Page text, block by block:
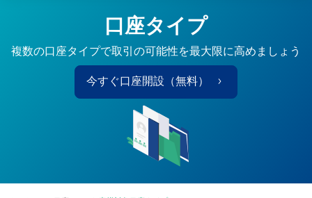
口座タイプ
複数の口座タイプで取引の可能性を最大限に高めましょう
今すぐ口座開設（無料）